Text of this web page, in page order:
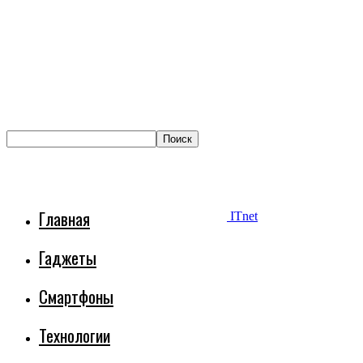
ITnet
Главная
Гаджеты
Смартфоны
Технологии